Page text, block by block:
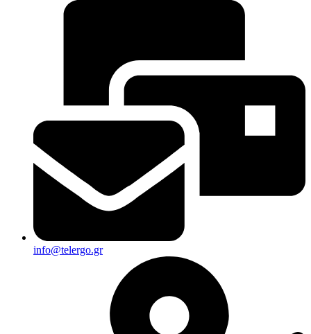
info@telergo.gr